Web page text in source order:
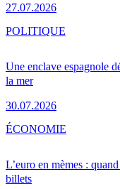
27.07.2026
Une enclave espagnole
la mer
30.07.2026
POLITIQUE
L’euro en mèmes :
billets
ÉCONOMIE